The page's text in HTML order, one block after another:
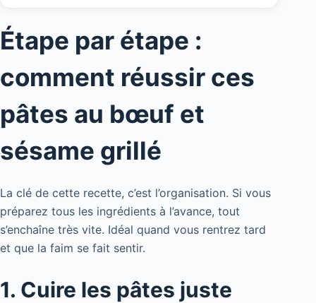
Étape par étape :
comment réussir ces
pâtes au bœuf et
sésame grillé
La clé de cette recette, c’est l’organisation. Si vous
préparez tous les ingrédients à l’avance, tout
s’enchaîne très vite. Idéal quand vous rentrez tard
et que la faim se fait sentir.
1. Cuire les pâtes juste